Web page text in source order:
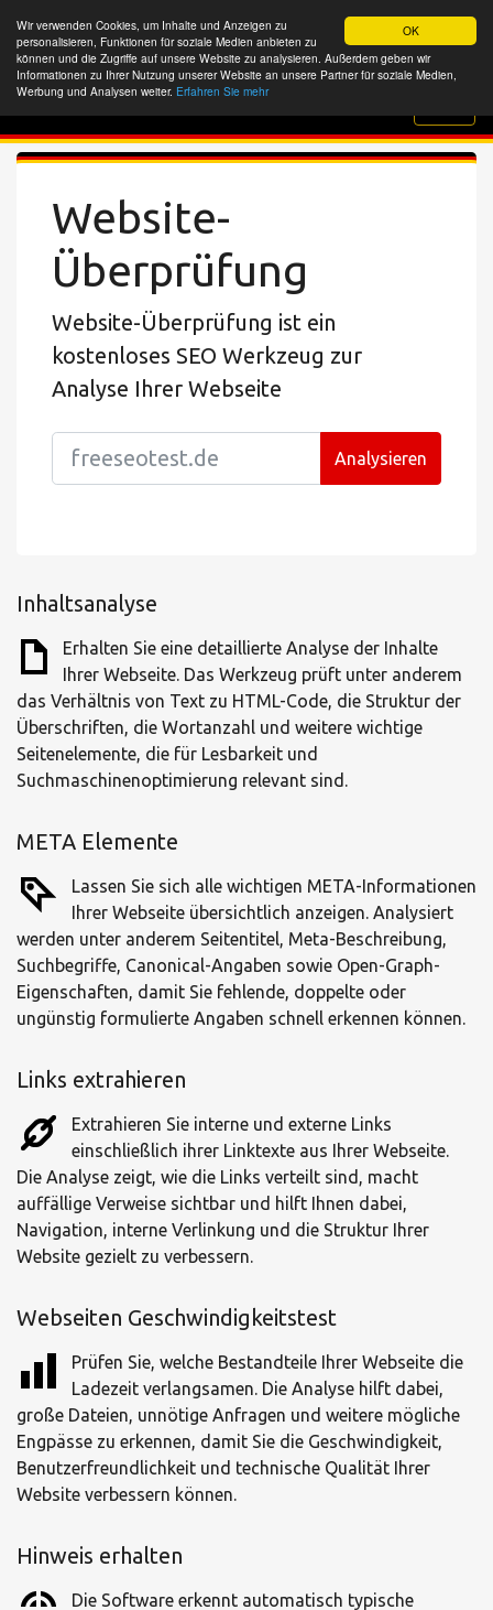
OK
Wir verwenden Cookies, um Inhalte und Anzeigen zu
personalisieren, Funktionen für soziale Medien anbieten zu
können und die Zugriffe auf unsere Website zu analysieren. Außerdem geben wir
Informationen zu Ihrer Nutzung unserer Website an unsere Partner für soziale Medien,
Werbung und Analysen weiter. Erfahren Sie mehr
Website-Überprüfung
Website-
Überprüfung
Website-Überprüfung ist ein
kostenloses SEO Werkzeug zur
Analyse Ihrer Webseite
Analysieren
Inhaltsanalyse
Erhalten Sie eine detaillierte Analyse der Inhalte
Ihrer Webseite. Das Werkzeug prüft unter anderem
das Verhältnis von Text zu HTML-Code, die Struktur der
Überschriften, die Wortanzahl und weitere wichtige
Seitenelemente, die für Lesbarkeit und
Suchmaschinenoptimierung relevant sind.
META Elemente
Lassen Sie sich alle wichtigen META-Informationen
Ihrer Webseite übersichtlich anzeigen. Analysiert
werden unter anderem Seitentitel, Meta-Beschreibung,
Suchbegriffe, Canonical-Angaben sowie Open-Graph-
Eigenschaften, damit Sie fehlende, doppelte oder
ungünstig formulierte Angaben schnell erkennen können.
Links extrahieren
Extrahieren Sie interne und externe Links
einschließlich ihrer Linktexte aus Ihrer Webseite.
Die Analyse zeigt, wie die Links verteilt sind, macht
auffällige Verweise sichtbar und hilft Ihnen dabei,
Navigation, interne Verlinkung und die Struktur Ihrer
Website gezielt zu verbessern.
Webseiten Geschwindigkeitstest
Prüfen Sie, welche Bestandteile Ihrer Webseite die
Ladezeit verlangsamen. Die Analyse hilft dabei,
große Dateien, unnötige Anfragen und weitere mögliche
Engpässe zu erkennen, damit Sie die Geschwindigkeit,
Benutzerfreundlichkeit und technische Qualität Ihrer
Website verbessern können.
Hinweis erhalten
Die Software erkennt automatisch typische